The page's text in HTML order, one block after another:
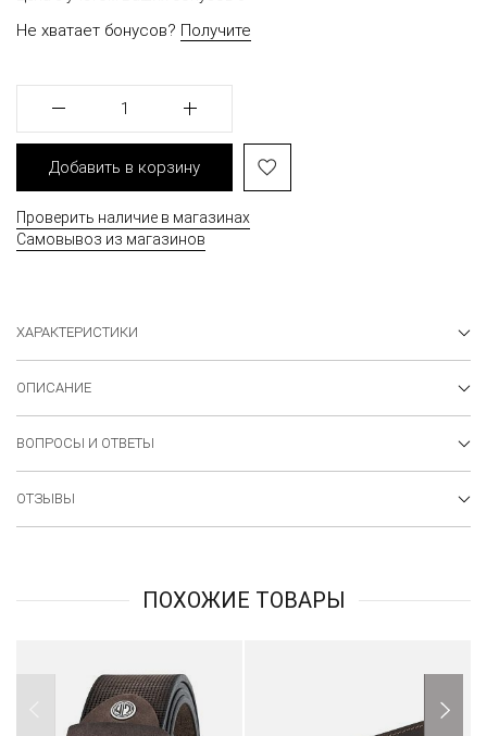
Не хватает бонусов? Получите
1
Добавить в корзину
Проверить наличие в магазинах
Самовывоз из магазинов
ХАРАКТЕРИСТИКИ
ОПИСАНИЕ
ВОПРОСЫ И ОТВЕТЫ
ОТЗЫВЫ
ПОХОЖИЕ ТОВАРЫ